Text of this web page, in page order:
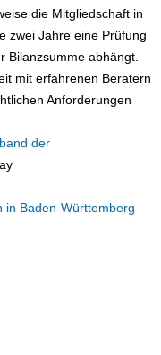
die Mitgliedschaft in
zwei Jahre eine Prüfung
Bilanzsumme abhängt.
mit erfahrenen Beratern
Anforderungen
der
in Baden-Württemberg